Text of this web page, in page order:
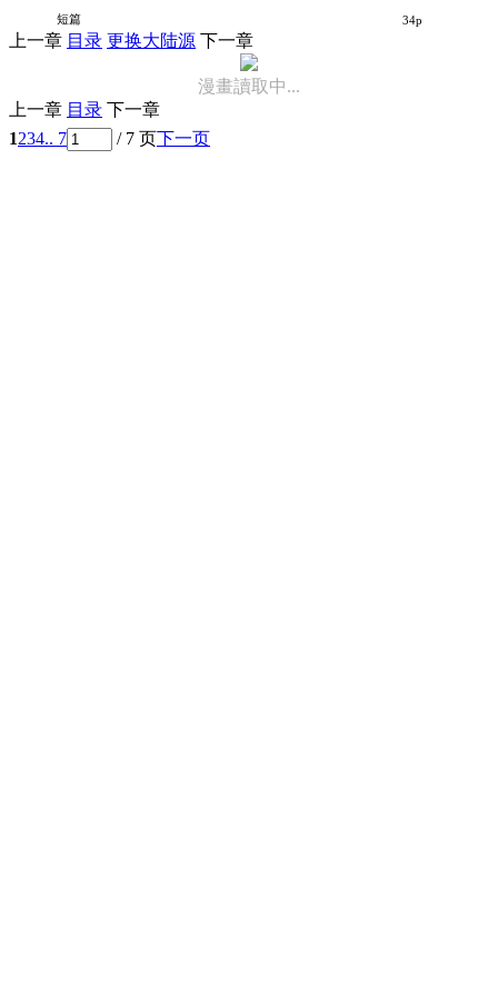
短篇 34p
上一章 目录 更换大陆源 下一章
漫畫讀取中...
上一章 目录 下一章
1234.. 7 / 7 页下一页